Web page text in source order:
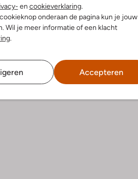
en cookieverklaring.
onderaan de pagina kun je jouw
Wil je meer informatie of een klacht
.
Accepteren
Ontdek de look
informatie